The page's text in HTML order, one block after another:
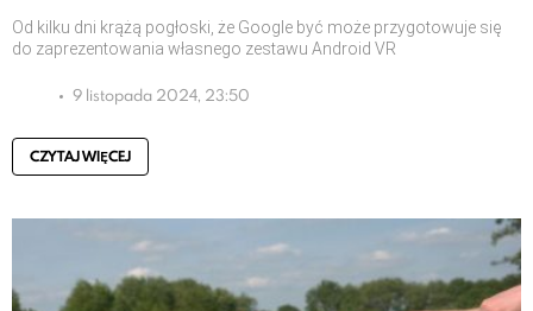
Od kilku dni krążą pogłoski, że Google być może przygotowuje się
do zaprezentowania własnego zestawu Android VR
9 listopada 2024, 23:50
CZYTAJ WIĘCEJ